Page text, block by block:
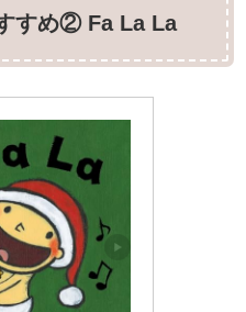
すめ② Fa La La